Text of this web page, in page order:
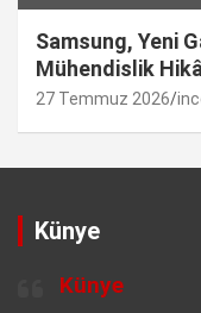
Samsung, Yeni
Mühendislik
27 Temmuz 2026
Künye
Künye